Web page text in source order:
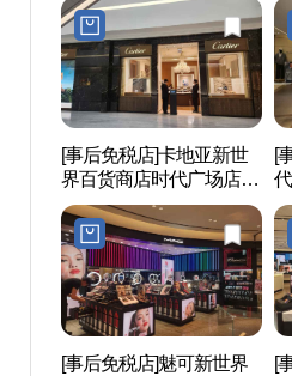
[事后免税店]卡地亚新世
界百货商店时代广场店
(까르띠에 신세계백화점
타임스퀘어점)
[
[事后免税店]魅可新世界
[